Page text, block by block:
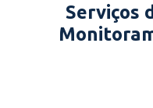
Serviços